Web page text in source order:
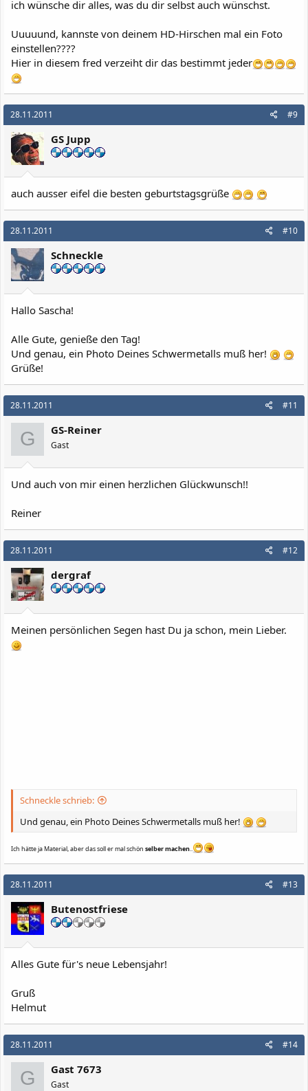
ich wünsche dir alles, was du dir selbst auch wünschst.
Uuuuund, kannste von deinem HD-Hirschen mal ein Foto
einstellen????
Hier in diesem fred verzeiht dir das bestimmt jeder
28.11.2011 #9
GS Jupp
auch ausser eifel die besten geburtstagsgrüße
28.11.2011 #10
Schneckle
Hallo Sascha!
Alle Gute, genieße den Tag!
Und genau, ein Photo Deines Schwermetalls muß her!
Grüße!
28.11.2011 #11
G GS-Reiner
Gast
Und auch von mir einen herzlichen Glückwunsch!!
Reiner
28.11.2011 #12
dergraf
Meinen persönlichen Segen hast Du ja schon, mein Lieber.
Schneckle schrieb:
Und genau, ein Photo Deines Schwermetalls muß her!
Ich hätte ja Material, aber das soll er mal schön selber machen..
28.11.2011 #13
Butenostfriese
Alles Gute für's neue Lebensjahr!
Gruß
Helmut
28.11.2011 #14
G Gast 7673
Gast